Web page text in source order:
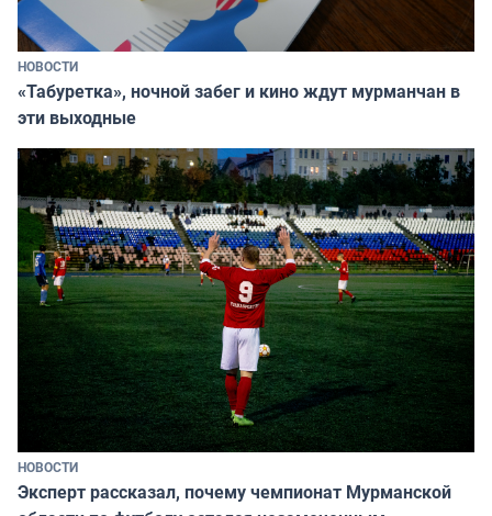
НОВОСТИ
«Табуретка», ночной забег и кино ждут мурманчан в
эти выходные
НОВОСТИ
Эксперт рассказал, почему чемпионат Мурманской